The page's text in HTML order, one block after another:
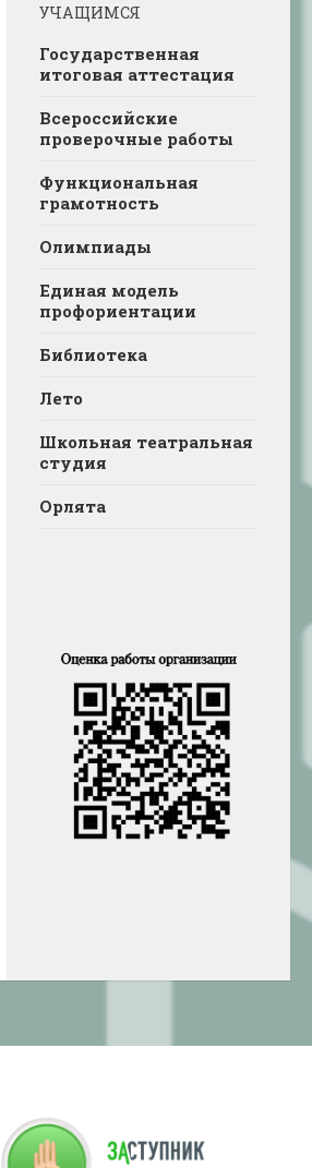
УЧАЩИМСЯ
Государственная
итоговая аттестация
Всероссийские
проверочные работы
Функциональная
грамотность
Олимпиады
Единая модель
профориентации
Библиотека
Лето
Школьная театральная
студия
Орлята